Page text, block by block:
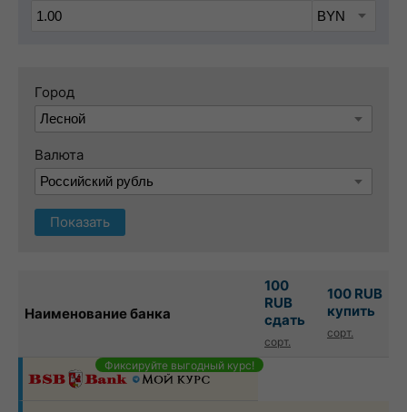
Город
Валюта
Показать
Наименование банка
100
RUB
сдать
сорт.
100 RUB
купить
сорт.
Фиксируйте выгодный курс!